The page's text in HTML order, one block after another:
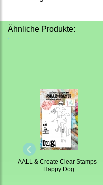
Ähnliche Produkte:
AALL & Create Clear Stamps -
Happy Dog